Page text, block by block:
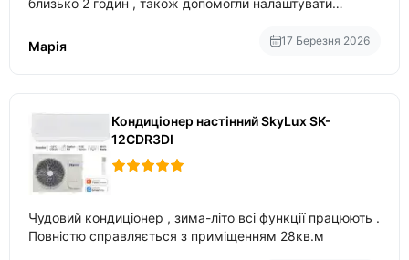
близько 2 годин , також допомогли налаштувати
Марія
17 Березня 2026
Кондиціонер настінний SkyLux SK-
12CDR3DI
Чудовий кондиціонер , зима-літо всі функції працюють .
Повністю справляється з приміщенням 28кв.м